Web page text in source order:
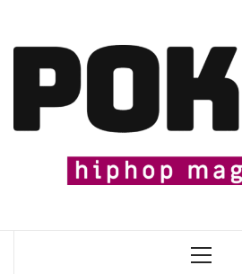
content
Primary